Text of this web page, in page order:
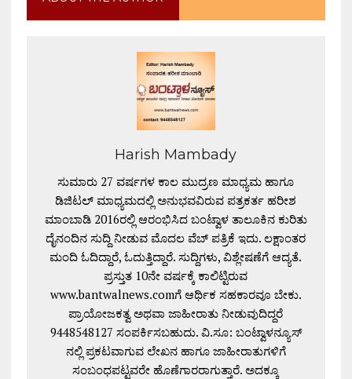
Harish Mambady
ಸುಮಾರು 27 ವರ್ಷಗಳ ಕಾಲ ಮುದ್ರಣ ಮಾಧ್ಯಮ ಹಾಗೂ
ಡಿಜಿಟಲ್ ಮಾಧ್ಯಮದಲ್ಲಿ ಅನುಭವವಿರುವ ಪತ್ರಕರ್ತ ಹರೀಶ
ಮಾಂಬಾಡಿ 2016ರಲ್ಲಿ ಆರಂಭಿಸಿದ ಬಂಟ್ವಾಳ ತಾಲೂಕಿನ ಕುರಿತು
ದೈನಂದಿನ ಸುದ್ದಿ ನೀಡುವ ಮೊದಲ ವೆಬ್ ಪತ್ರಿಕೆ ಇದು. ಲಕ್ಷಾಂತರ
ಮಂದಿ ಓದಿದ್ದಾರೆ, ಓದುತ್ತಿದ್ದಾರೆ. ಸುದ್ದಿಗಳು, ವಿಶ್ಲೇಷಣೆಗೆ ಆದ್ಯತೆ.
ಪ್ರಸ್ತುತ 10ನೇ ವರ್ಷಕ್ಕೆ ಕಾಲಿಟ್ಟಿರುವ
www.bantwalnews.comಗೆ ಆರ್ಥಿಕ ಸಹಕಾರವೂ ಬೇಕು.
ಪ್ರಾಯೋಜಕತ್ವ ಅಥವಾ ಜಾಹೀರಾತು ನೀಡುವುದಿದ್ದರೆ
9448548127 ಸಂಪರ್ಕಿಸಬಹುದು. ವಿ.ಸೂ: ಬಂಟ್ವಾಳನ್ಯೂಸ್
ನಲ್ಲಿ ಪ್ರಕಟವಾಗುವ ಲೇಖನ ಹಾಗೂ ಜಾಹೀರಾತುಗಳಿಗೆ
ಸಂಬಂಧಪಟ್ಟವರೇ ಹೊಣೆಗಾರರಾಗುತ್ತಾರೆ. ಅದಕ್ಕೂ